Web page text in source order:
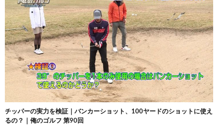
チッパーの実力を検証｜バンカーショット、100ヤードのショットに使え
るの？｜俺のゴルフ 第90回